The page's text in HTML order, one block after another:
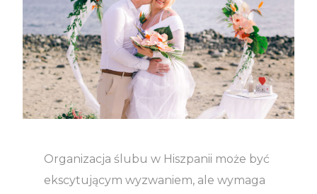
Organizacja ślubu w Hiszpanii może być
ekscytującym wyzwaniem, ale wymaga